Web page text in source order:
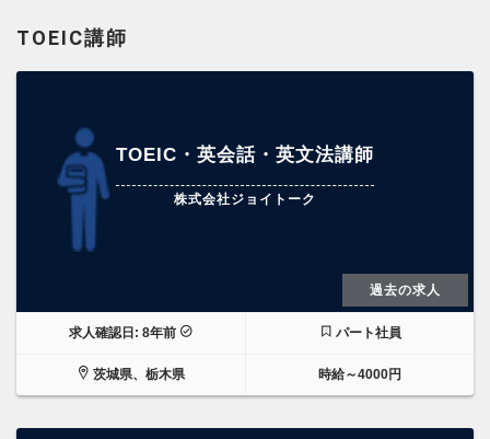
TOEIC講師
TOEIC・英会話・英文法講師
株式会社ジョイトーク
過去の求人
求人確認日: 8年前 パート社員
茨城県、栃木県 時給～4000円